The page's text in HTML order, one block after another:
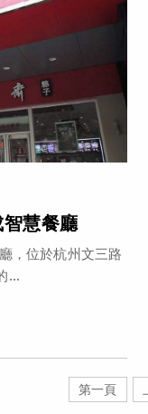
慧餐廳
，位於杭州文三路
...
第一頁